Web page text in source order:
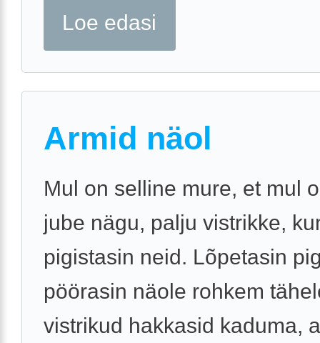
Loe edasi
Armid näol
Mul on selline mure, et mul
jube nägu, palju vistrikke,
pigistasin neid. Lõpetasin
pöörasin näole rohkem
vistrikud hakkasid kaduma,